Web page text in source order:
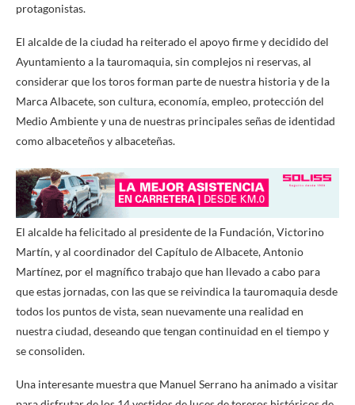
protagonistas.
El alcalde de la ciudad ha reiterado el apoyo firme y decidido del
Ayuntamiento a la tauromaquia, sin complejos ni reservas, al
considerar que los toros forman parte de nuestra historia y de la
Marca Albacete, son cultura, economía, empleo, protección del
Medio Ambiente y una de nuestras principales señas de identidad
como albaceteños y albaceteñas.
El alcalde ha felicitado al presidente de la Fundación, Victorino
Martín, y al coordinador del Capítulo de Albacete, Antonio
Martínez, por el magnífico trabajo que han llevado a cabo para
que estas jornadas, con las que se reivindica la tauromaquia desde
todos los puntos de vista, sean nuevamente una realidad en
nuestra ciudad, deseando que tengan continuidad en el tiempo y
se consoliden.
Una interesante muestra que Manuel Serrano ha animado a visitar